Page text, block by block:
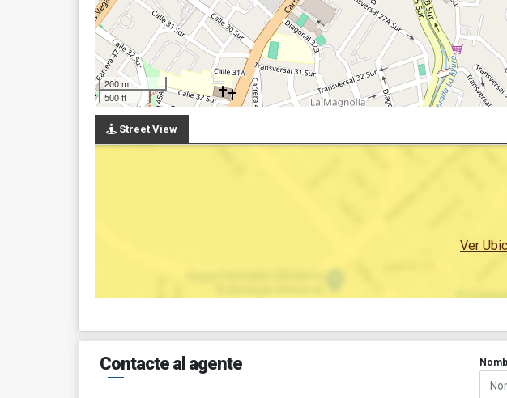
200 m
500 ft
Street View
Ver
Contacte al agente